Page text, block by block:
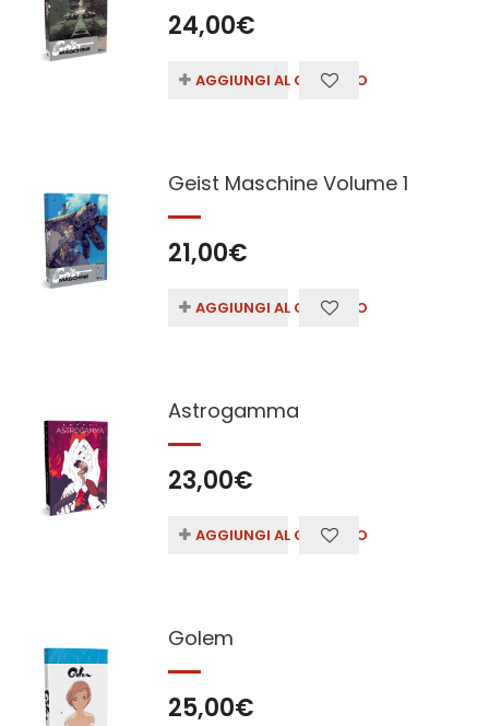
24,00€
AGGIUNGI AL CARRELLO
Geist Maschine Volume 1
21,00€
AGGIUNGI AL CARRELLO
Astrogamma
23,00€
AGGIUNGI AL CARRELLO
Golem
25,00€